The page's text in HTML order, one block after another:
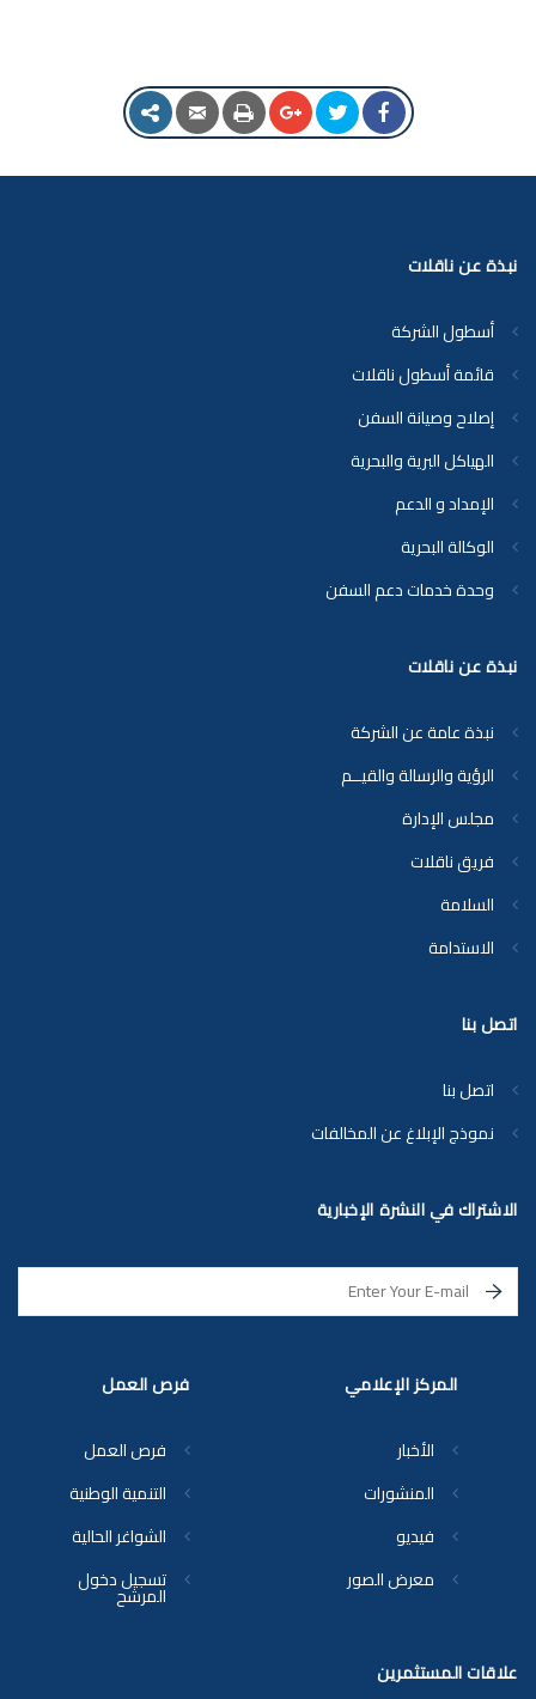
اتصل بنا
اتصل بنا
نموذج الإبلاغ عن المخالفات
الاشتراك في النشرة الإخبارية
فرص العمل
فرص العمل
التنمية الوطنية
الشواغر الحالية
تسجيل دخول
المرشح
المركز الإعلامي
الأخبار
المنشورات
فيديو
معرض الصور
علاقات المستثمرين
نبذة عن ناقلات
أسطول الشركة
قائمة أسطول ناقلات
إصلاح وصيانة السفن
الهياكل البرية والبحرية
الإمداد و الدعم
الوكالة البحرية
وحدة خدمات دعم السفن
نبذة عن ناقلات
نبذة عامة عن الشركة
الرؤية والرسالة والقيــم
مجلس الإدارة
فريق ناقلات
السلامة
الاستدامة